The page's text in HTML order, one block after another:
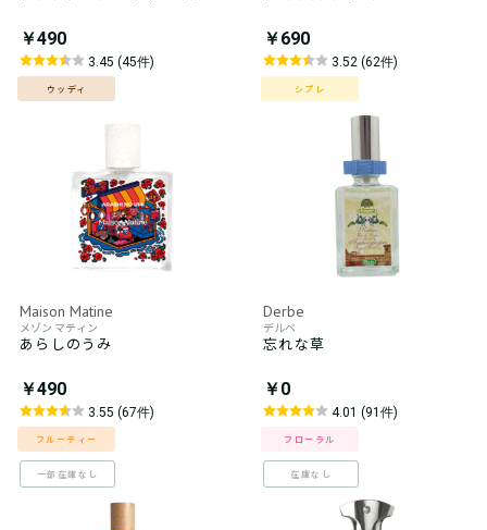
￥490
3.45 (45件)
ウッディ
￥690
3.52 (62件)
シプレ
Maison Matine
メゾン マティン
あらしのうみ
￥490
3.55 (67件)
フルーティー
一部在庫なし
Derbe
デルベ
忘れな草
￥0
4.01 (91件)
フローラル
在庫なし